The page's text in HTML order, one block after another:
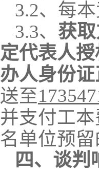
3.2、 每
3.3、 获取
定代表人
办人身份
送至
并支付工
名单位预
四、 谈判